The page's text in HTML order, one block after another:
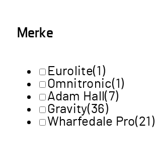
Merke
Eurolite(1)
Omnitronic(1)
Adam Hall(7)
Gravity(36)
Wharfedale Pro(21)